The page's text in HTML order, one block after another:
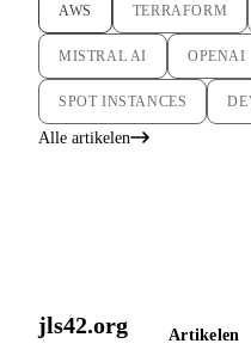
AWS TERRAFORM
MISTRAL AI OPENAI
SPOT INSTANCES
Alle artikelen
jls42.org Artikelen